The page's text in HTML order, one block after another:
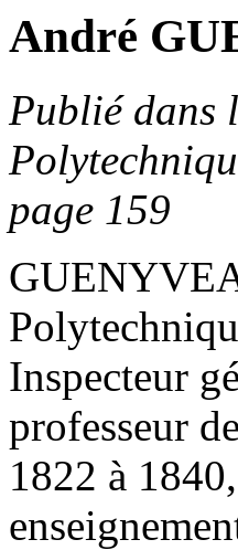
André
Publié dans
page 159
Inspecteur
professeur
1822 à